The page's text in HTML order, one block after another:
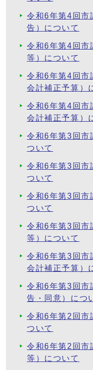
令和6年第4回市
告）について
令和6年第4回市
等）について
令和6年第4回市
会計補正予算）
令和6年第4回市
会計補正予算）
令和6年第3回市
ついて
令和6年第3回市
ついて
令和6年第3回市
ついて
令和6年第3回市
等）について
令和6年第3回市
会計補正予算）
令和6年第3回市
告・同意）につ
令和6年第2回市
ついて
令和6年第2回市
等）について